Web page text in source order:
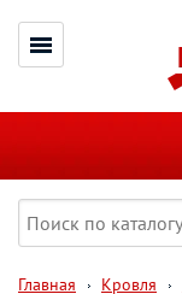
Главная Кровля